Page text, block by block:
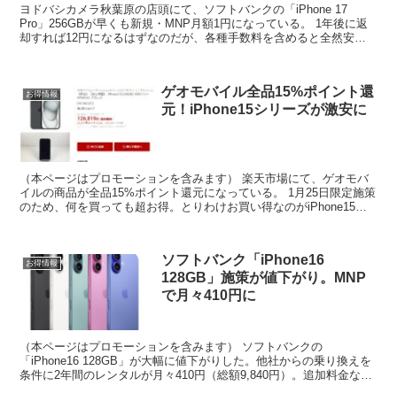
ヨドバシカメラ秋葉原の店頭にて、ソフトバンクの「iPhone 17
Pro」256GBが早くも新規・MNP月額1円になっている。 1年後に返
却すれば12円になるはずなのだが、各種手数料を含めると全然安く
お得情報
ゲオモバイル全品15%ポイント還
元！iPhone15シリーズが激安に
（本ページはプロモーションを含みます） 楽天市場にて、ゲオモバ
イルの商品が全品15%ポイント還元になっている。 1月25日限定施策
のため、何を買っても超お得。とりわけお買い得なのがiPhone15シ
お得情報
ソフトバンク「iPhone16
128GB」施策が値下がり。MNP
で月々410円に
（本ページはプロモーションを含みます） ソフトバンクの
「iPhone16 128GB」が大幅に値下がりした。他社からの乗り換えを
条件に2年間のレンタルが月々410円（総額9,840円）。追加料金など